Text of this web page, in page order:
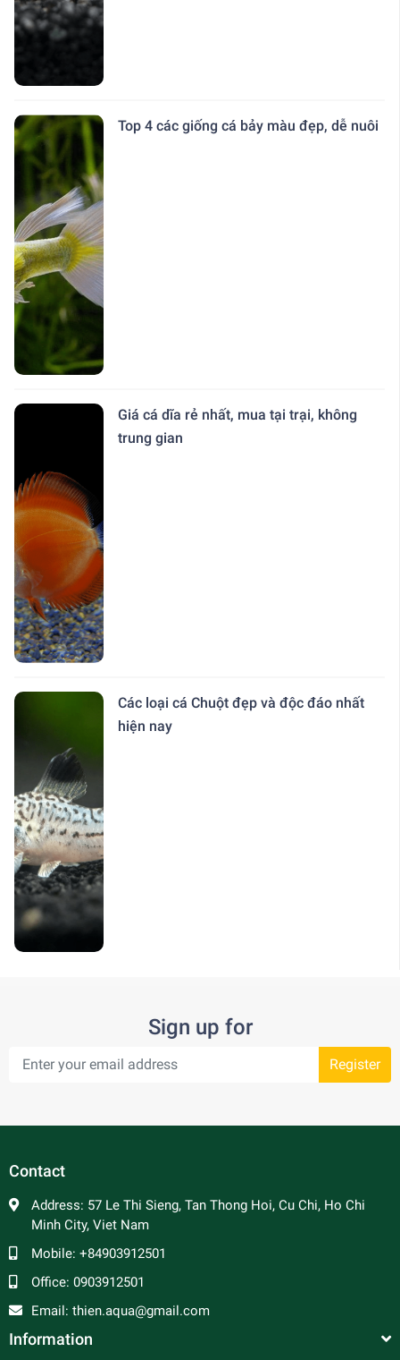
Top 4 các giống cá bảy màu đẹp, dễ nuôi
Giá cá dĩa rẻ nhất, mua tại trại, không
trung gian
Các loại cá Chuột đẹp và độc đáo nhất
hiện nay
Sign up for
Register
Contact
Address: 57 Le Thi Sieng, Tan Thong Hoi, Cu Chi, Ho Chi
Minh City, Viet Nam
Mobile: +84903912501
Office: 0903912501
Email: thien.aqua@gmail.com
Information